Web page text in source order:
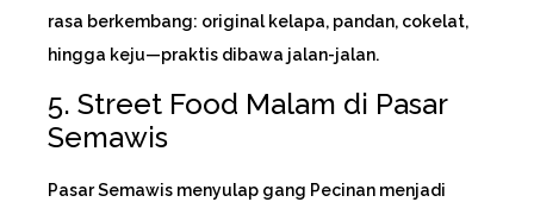
rasa berkembang: original kelapa, pandan, cokelat,
hingga keju—praktis dibawa jalan-jalan.
5. Street Food Malam di Pasar
Semawis
Pasar Semawis menyulap gang Pecinan menjadi